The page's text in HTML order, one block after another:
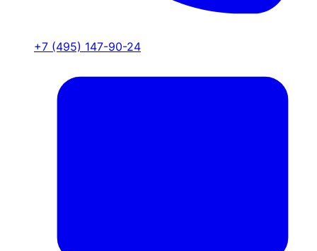
+7 (495) 147-90-24